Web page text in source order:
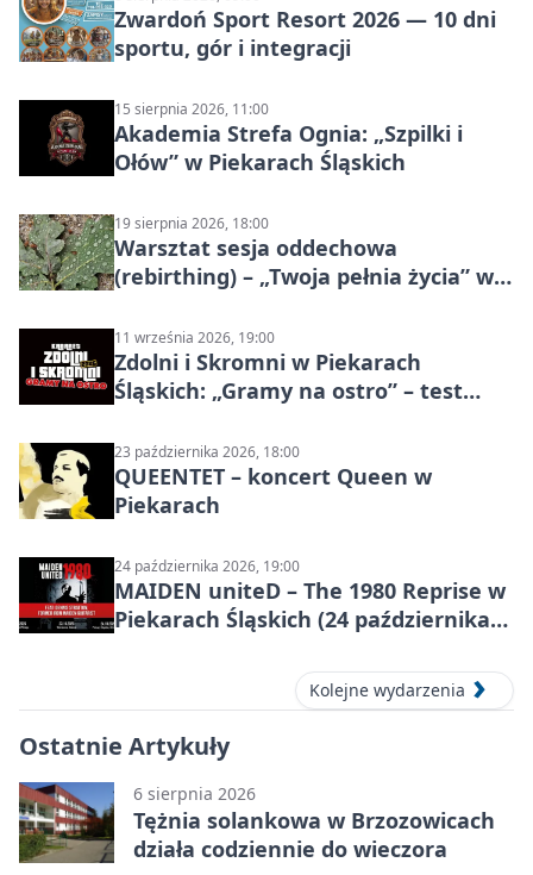
Zwardoń Sport Resort 2026 — 10 dni
sportu, gór i integracji
15 sierpnia 2026, 11:00
Akademia Strefa Ognia: „Szpilki i
Ołów” w Piekarach Śląskich
19 sierpnia 2026, 18:00
Warsztat sesja oddechowa
(rebirthing) – „Twoja pełnia życia” w
11 września 2026, 19:00
Zdolni i Skromni w Piekarach
Śląskich: „Gramy na ostro” – test
23 października 2026, 18:00
QUEENTET – koncert Queen w
Piekarach
24 października 2026, 19:00
MAIDEN uniteD – The 1980 Reprise w
Piekarach Śląskich (24 października
Kolejne wydarzenia
Ostatnie Artykuły
6 sierpnia 2026
Tężnia solankowa w Brzozowicach
działa codziennie do wieczora